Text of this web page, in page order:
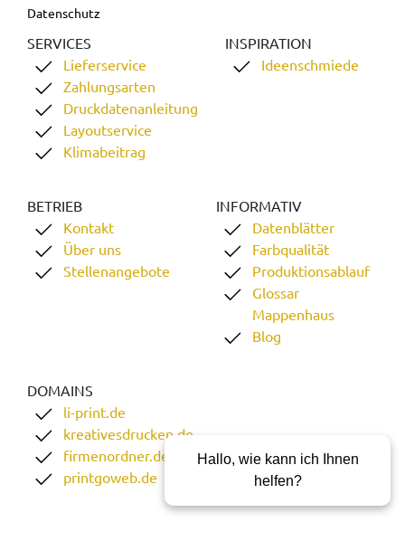
Datenschutz
SERVICES
Lieferservice
Zahlungsarten
Druckdatenanleitung
Layoutservice
Klimabeitrag
INSPIRATION
Ideenschmiede
BETRIEB
Kontakt
Über uns
Stellenangebote
INFORMATIV
Datenblätter
Farbqualität
Produktionsablauf
Glossar
Mappenhaus
Blog
DOMAINS
li-print.de
kreativesdrucken.de
firmenordner.de
printgoweb.de
Hallo, wie kann ich Ihnen
helfen?